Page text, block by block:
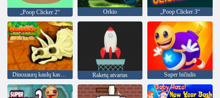
„Poop Clicker 2“ Orkio „Poop Clicker 3“
Dinozaurų kaulų kasimas Raketų atvartas Super bičiulis